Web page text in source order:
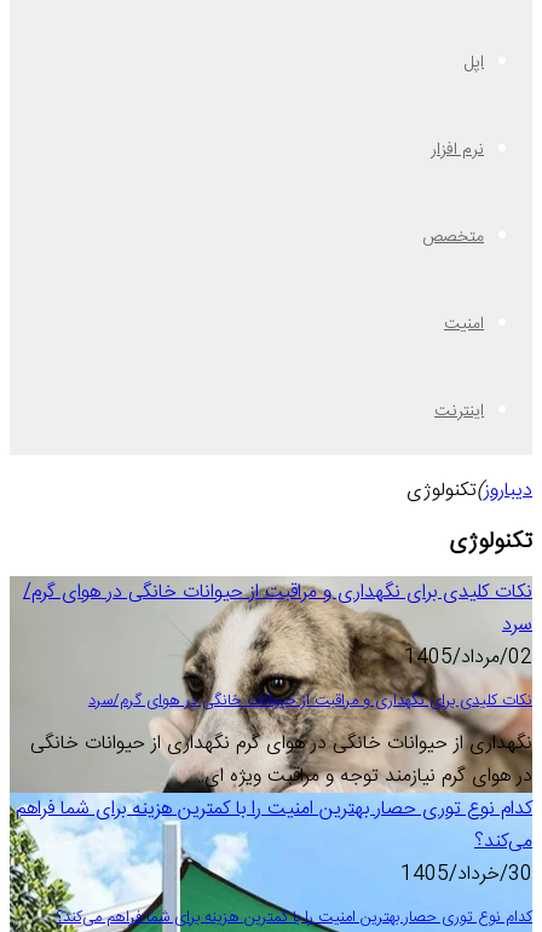
اپل
نرم افزار
متخصص
امنیت
اینترنت
دیباروز)تکنولوژی
تکنولوژی
نکات کلیدی برای نگهداری و مراقبت از حیوانات خانگی در هوای گرم/
سرد
02/مرداد/1405
نکات کلیدی برای نگهداری و مراقبت از حیوانات خانگی در هوای گرم/سرد
نگهداری از حیوانات خانگی در هوای گرم نگهداری از حیوانات خانگی
در هوای گرم نیازمند توجه و مراقبت ویژه ای…
کدام نوع توری حصار بهترین امنیت را با کمترین هزینه برای شما فراهم
می‌کند؟
30/خرداد/1405
کدام نوع توری حصار بهترین امنیت را با کمترین هزینه برای شما فراهم می‌کند؟